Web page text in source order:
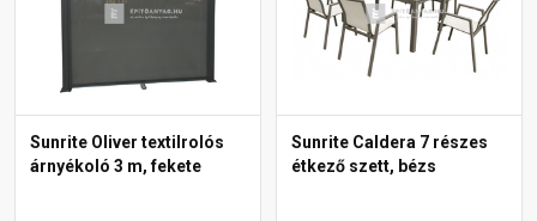
Sunrite Oliver textilrolós
árnyékoló 3 m, fekete
Sunrite Caldera 7 részes
étkező szett, bézs